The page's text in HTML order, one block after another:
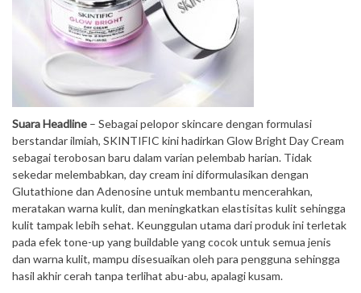
Suara Headline – Sebagai pelopor skincare dengan formulasi
berstandar ilmiah, SKINTIFIC kini hadirkan Glow Bright Day Cream
sebagai terobosan baru dalam varian pelembab harian. Tidak
sekedar melembabkan, day cream ini diformulasikan dengan
Glutathione dan Adenosine untuk membantu mencerahkan,
meratakan warna kulit, dan meningkatkan elastisitas kulit sehingga
kulit tampak lebih sehat. Keunggulan utama dari produk ini terletak
pada efek tone-up yang buildable yang cocok untuk semua jenis
dan warna kulit, mampu disesuaikan oleh para pengguna sehingga
hasil akhir cerah tanpa terlihat abu-abu, apalagi kusam.